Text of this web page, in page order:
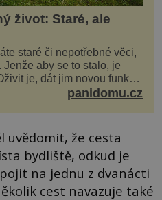
život: Staré, ale
staré či nepotřebné věci,
aby se to stalo, je
je, dát jim novou funkci
panidomu.cz
uvědomit, že cesta
bydliště, odkud je
na jednu z dvanácti
cest navazuje také